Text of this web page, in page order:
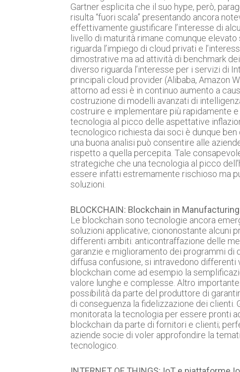
Gartner esplicita che il suo hype, però,
risulta “fuori scala” presentando ancora
effettivamente giustificare l’interesse di
livello di maturità rimane comunque
riguarda l’impiego di cloud privati e
dimostrative ma ad attività di benchmark
diverso riguarda l’interesse per i servizi di
principali cloud provider (Alibaba, Amazon
attorno ad essi è in continuo aumento a
costruzione di modelli avanzati di
costruire e implementare più rapidamente
tecnologia al picco delle aspettative
tecnologico richiesta dai soci è dunque
una buona analisi può consentire alle
rispetto a quella percepita. Tale
strategiche che una tecnologia al picco
essere infatti estremamente rischioso ma
soluzioni.
BLOCKCHAIN: Blockchain in Manufacturing
Le blockchain sono tecnologie ancora
soluzioni applicative; ciononostante alcuni
differenti ambiti: anticontraffazione delle
garanzie e miglioramento dei programmi di
diffusa confusione, si intravedono differenti
blockchain come ad esempio la
valore lunghe e complesse. Altro
possibilità da parte del produttore di
di conseguenza la fidelizzazione dei
monitorata la tecnologia per essere pronti
blockchain da parte di fornitori e clienti;
aziende socie di voler approfondire la
tecnologico.